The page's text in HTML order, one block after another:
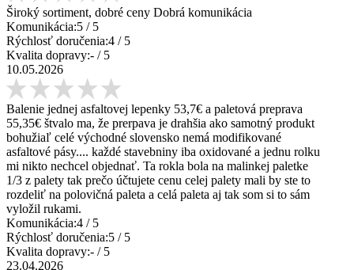
Široký sortiment, dobré ceny Dobrá komunikácia
Komunikácia:5 / 5
Rýchlosť doručenia:4 / 5
Kvalita dopravy:- / 5
10.05.2026
Balenie jednej asfaltovej lepenky 53,7€ a paletová preprava
55,35€ štvalo ma, že prerpava je drahšia ako samotný produkt
bohužiaľ celé východné slovensko nemá modifikované
asfaltové pásy.... každé stavebniny iba oxidované a jednu rolku
mi nikto nechcel objednať. Ta rokla bola na malinkej paletke
1/3 z palety tak prečo účtujete cenu celej palety mali by ste to
rozdeliť na polovičná paleta a celá paleta aj tak som si to sám
vyložil rukami.
Komunikácia:4 / 5
Rýchlosť doručenia:5 / 5
Kvalita dopravy:- / 5
23.04.2026